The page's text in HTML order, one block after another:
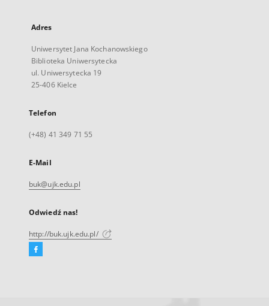
Adres
Uniwersytet Jana Kochanowskiego
Biblioteka Uniwersytecka
ul. Uniwersytecka 19
25-406 Kielce
Telefon
(+48) 41 349 71 55
E-Mail
buk@ujk.edu.pl
Odwiedź nas!
http://buk.ujk.edu.pl/
Facebook